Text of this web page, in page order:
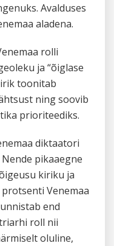
Avalduses
aladena.
rolli
ja “õiglase
toonitab
ning soovib
prioriteediks.
diktaatori
pikaaegne
kiriku ja
Venemaa
end
roll nii
oluline,